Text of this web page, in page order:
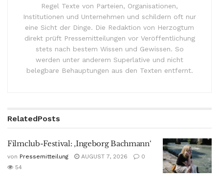
Regel Texte von Parteien, Organisationen,
Institutionen und Unternehmen und schildern oft nur
eine Sicht der Dinge. Die Redaktion von Herzogtum
direkt prüft Pressemitteilungen vor Veröffentlichung
stets nach bestem Wissen und Gewissen. So
werden unter anderem Superlative und nicht
belegbare Behauptungen aus den Texten entfernt.
RelatedPosts
Filmclub-Festival: ‚Ingeborg Bachmann‘
von Pressemitteilung AUGUST 7, 2026
0
54